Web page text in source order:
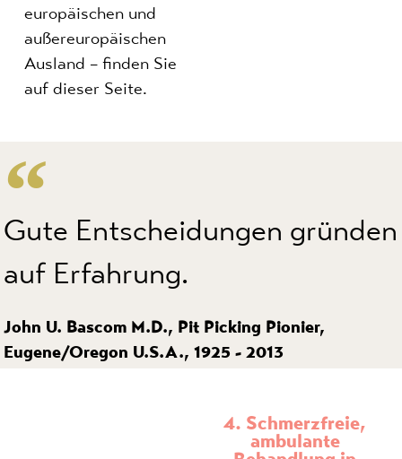
europäischen und
außereuropäischen
Ausland – finden Sie
auf dieser Seite.
Gute Entscheidungen gründen
auf Erfahrung.
John U. Bascom M.D., Pit Picking Pionier,
Eugene/Oregon U.S.A., 1925 - 2013
4. Schmerzfreie,
ambulante